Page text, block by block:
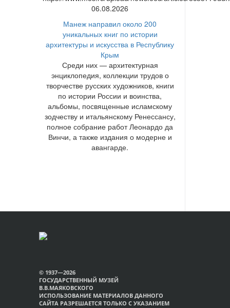
06.08.2026
Манеж направил около 200
уникальных книг по истории
архитектуры и искусства в Республику
Крым
Среди них — архитектурная
энциклопедия, коллекции трудов о
творчестве русских художников, книги
по истории России и воинства,
альбомы, посвященные исламскому
зодчеству и итальянскому Ренессансу,
полное собрание работ Леонардо да
Винчи, а также издания о модерне и
авангарде.
© 1937—2026
ГОСУДАРСТВЕННЫЙ МУЗЕЙ
В.В.МАЯКОВСКОГО
ИСПОЛЬЗОВАНИЕ МАТЕРИАЛОВ ДАННОГО
САЙТА РАЗРЕШАЕТСЯ ТОЛЬКО С УКАЗАНИЕМ